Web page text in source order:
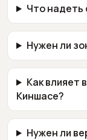
Что надеть
Нужен ли
Как влияет
Киншасе?
Нужен ли